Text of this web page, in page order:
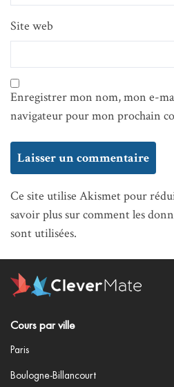
Site web
Enregistrer mon nom, mon e-
navigateur pour mon prochain
Ce site utilise Akismet pour
savoir plus sur comment les
sont utilisées.
Cours par ville
Paris
Boulogne-Billancourt